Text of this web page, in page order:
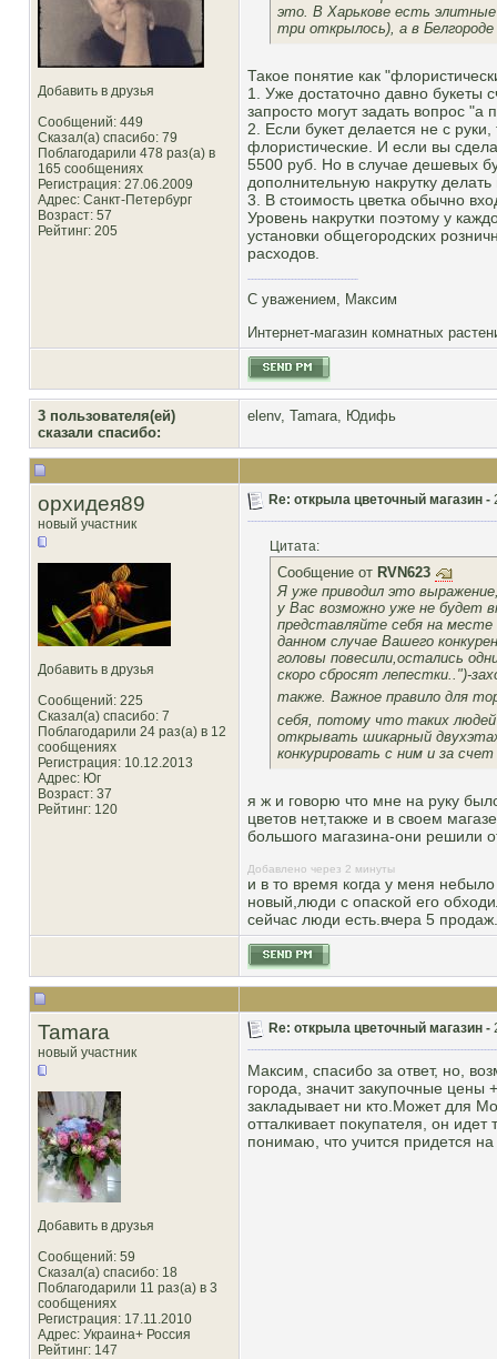
Добавить в друзья
Сообщений: 449
Сказал(а) спасибо: 79
Поблагодарили 478 раз(а) в
165 сообщениях
Регистрация: 27.06.2009
Адрес: Санкт-Петербург
Возраст: 57
Рейтинг: 205
это. В Харькове есть
три открылось), а в
Такое понятие как
1. Уже достаточно давно букеты
запросто могут задать вопрос "а
2. Если букет делается не с
флористические. И если вы
5500 руб. Но в случае дешевых
дополнительную накрутку делать
3. В стоимость цветка обычно
Уровень накрутки поэтому у
установки общегородских
расходов.
С уважением, Максим
Интернет-магазин комнатных
3 пользователя(ей)
сказали cпасибо:
elenv, Tamara, Юдифь
орхидея89
новый участник
Добавить в друзья
Сообщений: 225
Сказал(а) спасибо: 7
Поблагодарили 24 раз(а) в 12
сообщениях
Регистрация: 10.12.2013
Адрес: Юг
Возраст: 37
Рейтинг: 120
Re: открыла цветочный магазин -
Цитата:
Сообщение от RVN623
Я уже приводил это
у Вас возможно уже не будет
представляйте себя на
данном случае Вашего
головы повесили,остались
скоро сбросят лепестки..")-
также. Важное правило для
себя, потому что таких
открывать шикарный
конкурировать с ним и за счет
я ж и говорю что мне на руку
цветов нет,также и в своем
большого магазина-они решили
Добавлено через 2 минуты
и в то время когда у меня
новый,люди с опаской его
сейчас люди есть.вчера 5
Tamara
новый участник
Добавить в друзья
Сообщений: 59
Сказал(а) спасибо: 18
Поблагодарили 11 раз(а) в 3
сообщениях
Регистрация: 17.11.2010
Адрес: Украина+ Россия
Рейтинг: 147
Re: открыла цветочный магазин -
Максим, спасибо за ответ, но,
города, значит закупочные
закладывает ни кто.Может для
отталкивает покупателя, он
понимаю, что учится придется